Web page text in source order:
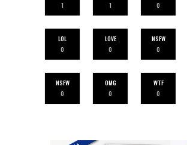
1
1
0
LOL
0
LOVE
0
NSFW
0
NSFW
0
OMG
0
WTF
0